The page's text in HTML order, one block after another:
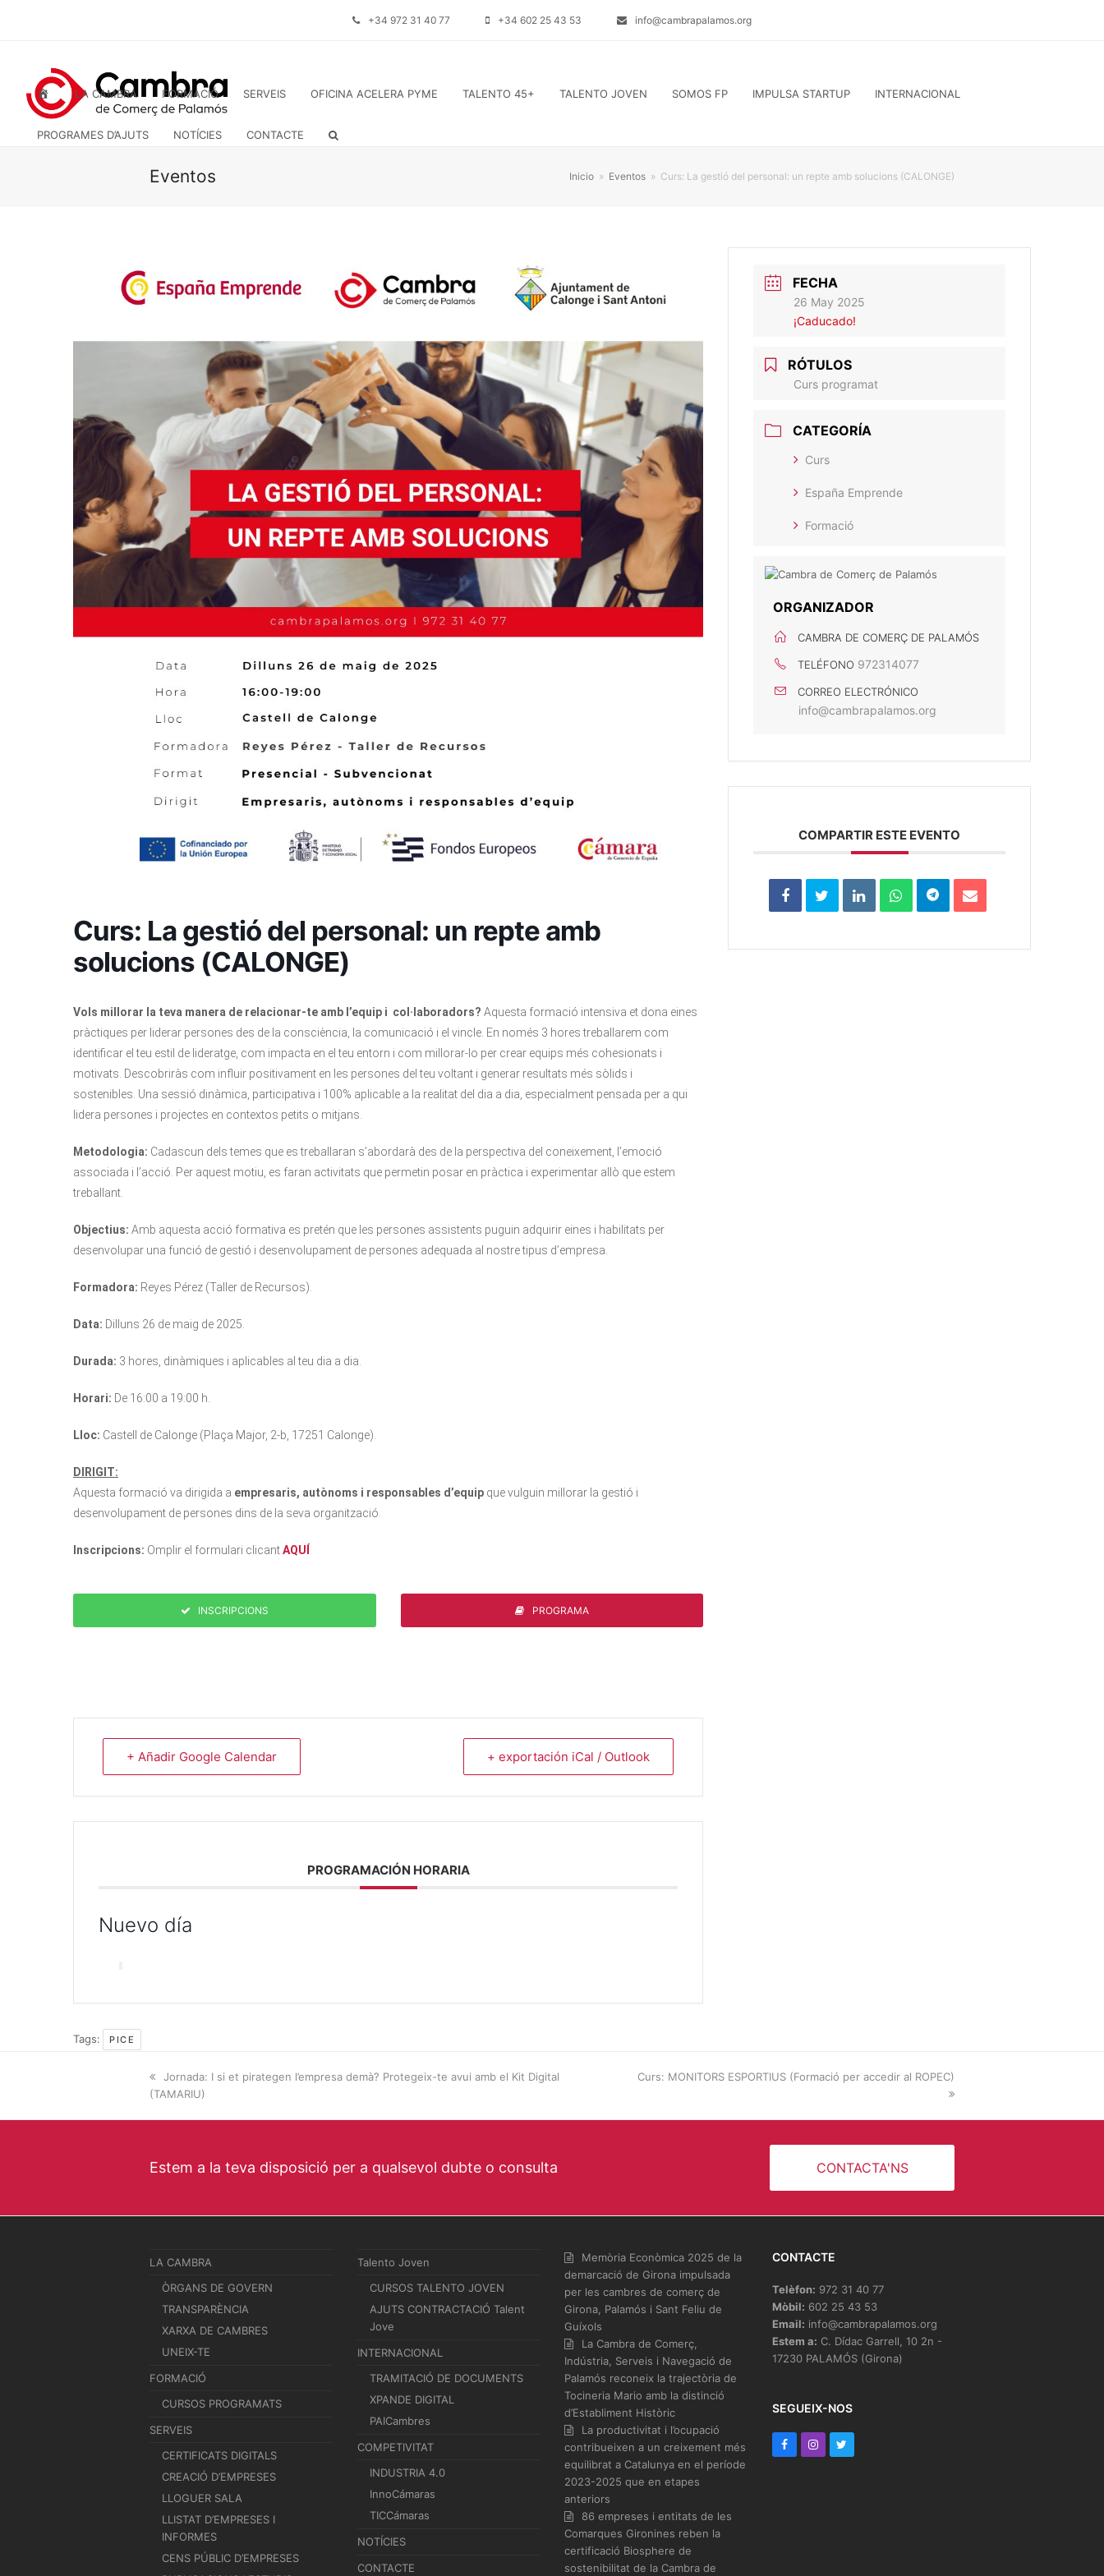
+34 972 31 40 77 +34 602 25 43 53 info@cambrapalamos.org
INICI LA CAMBRA FORMACIÓ SERVEIS OFICINA ACELERA PYME TALENTO 45+ TALENTO JOVEN SOMOS FP IMPULSA STARTUP INTERNACIONAL
PROGRAMES D’AJUTS NOTÍCIES CONTACTE
Eventos Inicio » Eventos » Curs: La gestió del personal: un repte amb solucions (CALONGE)
Curs: La gestió del personal: un repte amb
solucions (CALONGE)
Vols millorar la teva manera de relacionar-te amb l’equip i col·laboradors? Aquesta formació intensiva et dona eines
pràctiques per liderar persones des de la consciència, la comunicació i el vincle. En només 3 hores treballarem com
identificar el teu estil de lideratge, com impacta en el teu entorn i com millorar-lo per crear equips més cohesionats i
motivats. Descobriràs com influir positivament en les persones del teu voltant i generar resultats més sòlids i
sostenibles. Una sessió dinàmica, participativa i 100% aplicable a la realitat del dia a dia, especialment pensada per a qui
lidera persones i projectes en contextos petits o mitjans.
Metodologia: Cadascun dels temes que es treballaran s’abordarà des de la perspectiva del coneixement, l’emoció
associada i l’acció. Per aquest motiu, es faran activitats que permetin posar en pràctica i experimentar allò que estem
treballant.
Objectius: Amb aquesta acció formativa es pretén que les persones assistents puguin adquirir eines i habilitats per
desenvolupar una funció de gestió i desenvolupament de persones adequada al nostre tipus d’empresa.
Formadora: ​Reyes Pérez (Taller de Recursos).
Data: Dilluns 26 de maig de 2025.
Durada: 3 hores, dinàmiques i aplicables al teu dia a dia.
Horari: De 16:00 a 19:00 h.
Lloc: Castell de Calonge (Plaça Major, 2-b, 17251 Calonge).
DIRIGIT:
Aquesta formació va dirigida a empresaris, autònoms i responsables d’equip que vulguin millorar la gestió i
desenvolupament de persones dins de la seva organització.
Inscripcions: Omplir el formulari clicantAQUÍ
INSCRIPCIONS PROGRAMA
+ Añadir Google Calendar + exportación iCal / Outlook
PROGRAMACIÓN HORARIA
Nuevo día
Tags: PICE
FECHA
26 May 2025
¡Caducado!
RÓTULOS
Curs programat
CATEGORÍA
Curs
España Emprende
Formació
ORGANIZADOR
CAMBRA DE COMERÇ DE PALAMÓS
TELÉFONO 972314077
CORREO ELECTRÓNICO
info@cambrapalamos.org
COMPARTIR ESTE EVENTO
previous
post:
Jornada: I si et pirategen l’empresa demà? Protegeix-te avui amb el Kit Digital
(TAMARIU)
next
Curs: MONITORS ESPORTIUS (Formació per accedir al ROPEC)
Estem a la teva disposició per a qualsevol dubte o consulta CONTACTA'NS
LA CAMBRA
ÒRGANS DE GOVERN
TRANSPARÈNCIA
XARXA DE CAMBRES
UNEIX-TE
FORMACIÓ
CURSOS PROGRAMATS
SERVEIS
CERTIFICATS DIGITALS
CREACIÓ D’EMPRESES
LLOGUER SALA
LLISTAT D’EMPRESES I
INFORMES
CENS PÚBLIC D’EMPRESES
Talento Joven
CURSOS TALENTO JOVEN
AJUTS CONTRACTACIÓ Talent
Jove
INTERNACIONAL
TRAMITACIÓ DE DOCUMENTS
XPANDE DIGITAL
PAICambres
COMPETIVITAT
INDUSTRIA 4.0
InnoCámaras
TICCámaras
NOTÍCIES
CONTACTE
Memòria Econòmica 2025 de la
demarcació de Girona impulsada
per les cambres de comerç de
Girona, Palamós i Sant Feliu de
Guíxols
La Cambra de Comerç,
Indústria, Serveis i Navegació de
Palamós reconeix la trajectòria de
Tocineria Mario amb la distinció
d’Establiment Històric
La productivitat i l’ocupació
contribueixen a un creixement més
equilibrat a Catalunya en el període
2023-2025 que en etapes
anteriors
86 empreses i entitats de les
Comarques Gironines reben la
certificació Biosphere de
sostenibilitat de la Cambra de
CONTACTE
Telèfon: 972 31 40 77
Mòbil: 602 25 43 53
Email: info@cambrapalamos.org
Estem a: C. Dídac Garrell, 10 2n -
17230 PALAMÓS (Girona)
SEGUEIX-NOS
F
I